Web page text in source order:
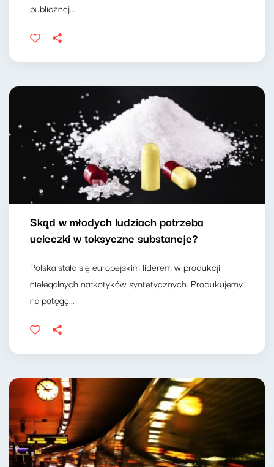
publicznej...
Skąd w młodych ludziach potrzeba
ucieczki w toksyczne substancje?
Polska stała się europejskim liderem w produkcji
nielegalnych narkotyków syntetycznych. Produkujemy
na potęgę...